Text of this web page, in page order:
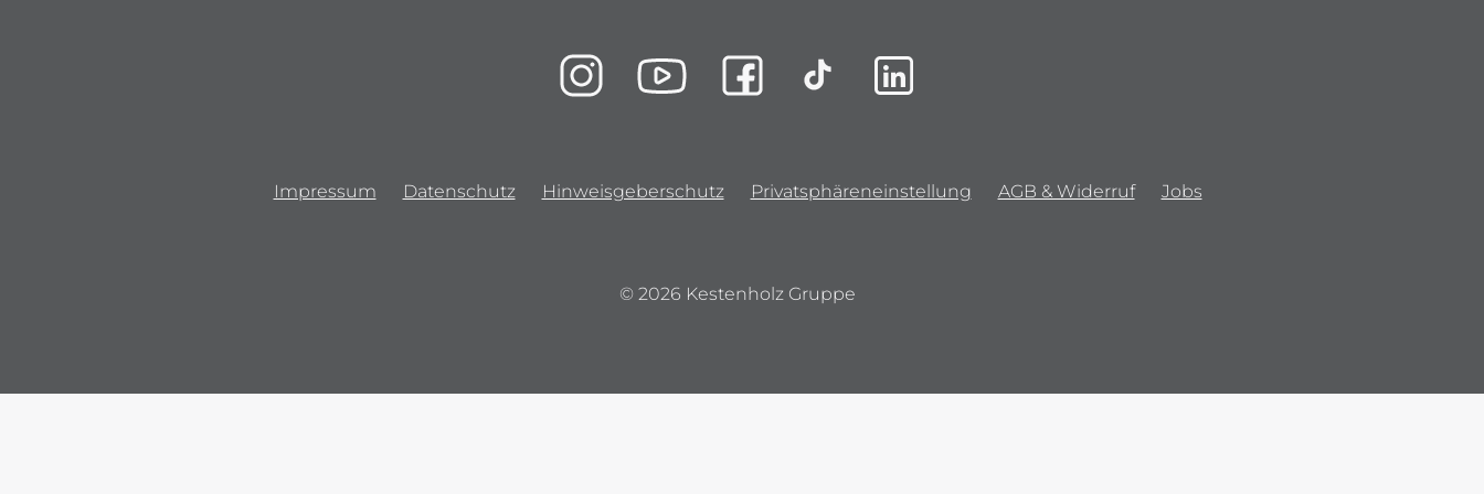
Impressum Datenschutz Hinweisgeberschutz Privatsphäreneinstellung AGB & Widerruf Jobs
© 2026 Kestenholz Gruppe